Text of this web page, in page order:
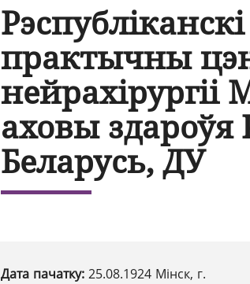
практычны
нейрахірургіі
аховы здароўя
Беларусь, ДУ
Дата пачатку: 25.08.1924 Мінск, г.